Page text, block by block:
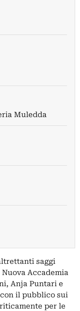
Muledda
saggi
Accademia
Anja Puntari e
il pubblico sui
per le